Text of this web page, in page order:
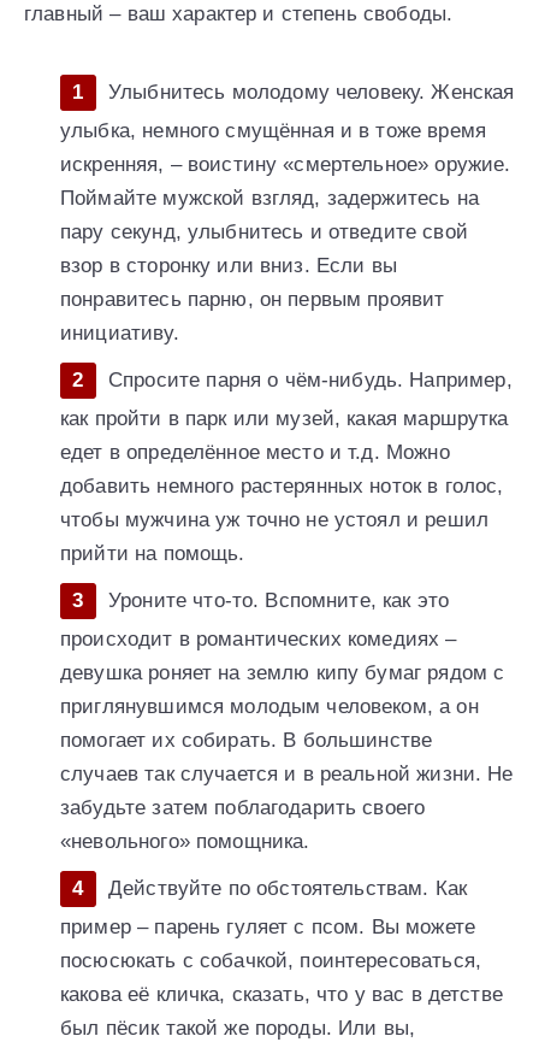
главный – ваш характер и степень свободы.
Улыбнитесь молодому человеку. Женская
улыбка, немного смущённая и в тоже время
искренняя, – воистину «смертельное» оружие.
Поймайте мужской взгляд, задержитесь на
пару секунд, улыбнитесь и отведите свой
взор в сторонку или вниз. Если вы
понравитесь парню, он первым проявит
инициативу.
Спросите парня о чём-нибудь. Например,
как пройти в парк или музей, какая маршрутка
едет в определённое место и т.д. Можно
добавить немного растерянных ноток в голос,
чтобы мужчина уж точно не устоял и решил
прийти на помощь.
Уроните что-то. Вспомните, как это
происходит в романтических комедиях –
девушка роняет на землю кипу бумаг рядом с
приглянувшимся молодым человеком, а он
помогает их собирать. В большинстве
случаев так случается и в реальной жизни. Не
забудьте затем поблагодарить своего
«невольного» помощника.
Действуйте по обстоятельствам. Как
пример – парень гуляет с псом. Вы можете
посюсюкать с собачкой, поинтересоваться,
какова её кличка, сказать, что у вас в детстве
был пёсик такой же породы. Или вы,